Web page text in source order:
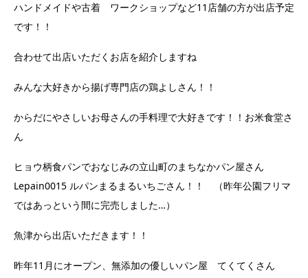
ハンドメイドや古着 ワークショップなど11店舗の方が出店予定
です！！
合わせて出店いただくお店を紹介しますね
みんな大好きから揚げ専門店の鶏よしさん！！
からだにやさしいお母さんの手料理で大好きです！！お米食堂さ
ん
ヒョウ柄食パンでおなじみの立山町のまちなかパン屋さん
Lepain0015 ルパンまるまるいちごさん！！ （昨年公園フリマ
ではあっという間に完売しました…）
魚津から出店いただきます！！
昨年11月にオープン、無添加の優しいパン屋 てくてくさん